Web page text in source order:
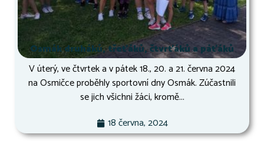
Osmák druháků, třeťáků, čtvrťáků a páťáků
V úterý, ve čtvrtek a v pátek 18., 20. a 21. června 2024
na Osmičce proběhly sportovní dny Osmák. Zúčastnili
se jich všichni žáci, kromě...
18 června, 2024